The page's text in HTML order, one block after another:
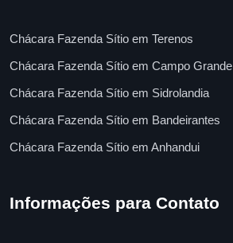
Chácara Fazenda Sítio em Terenos
Chácara Fazenda Sítio em Campo Grande
Chácara Fazenda Sítio em Sidrolandia
Chácara Fazenda Sítio em Bandeirantes
Chácara Fazenda Sítio em Anhandui
Informações para Contato